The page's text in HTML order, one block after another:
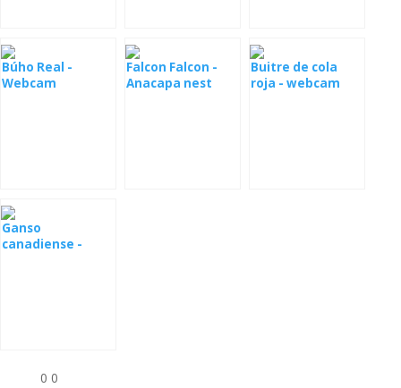
webcam du nid
Buitre de cola
roja - webcam
Falcon Falcon -
Anacapa nest
Búho Real -
Webcam
Ganso
canadiense -
0
0